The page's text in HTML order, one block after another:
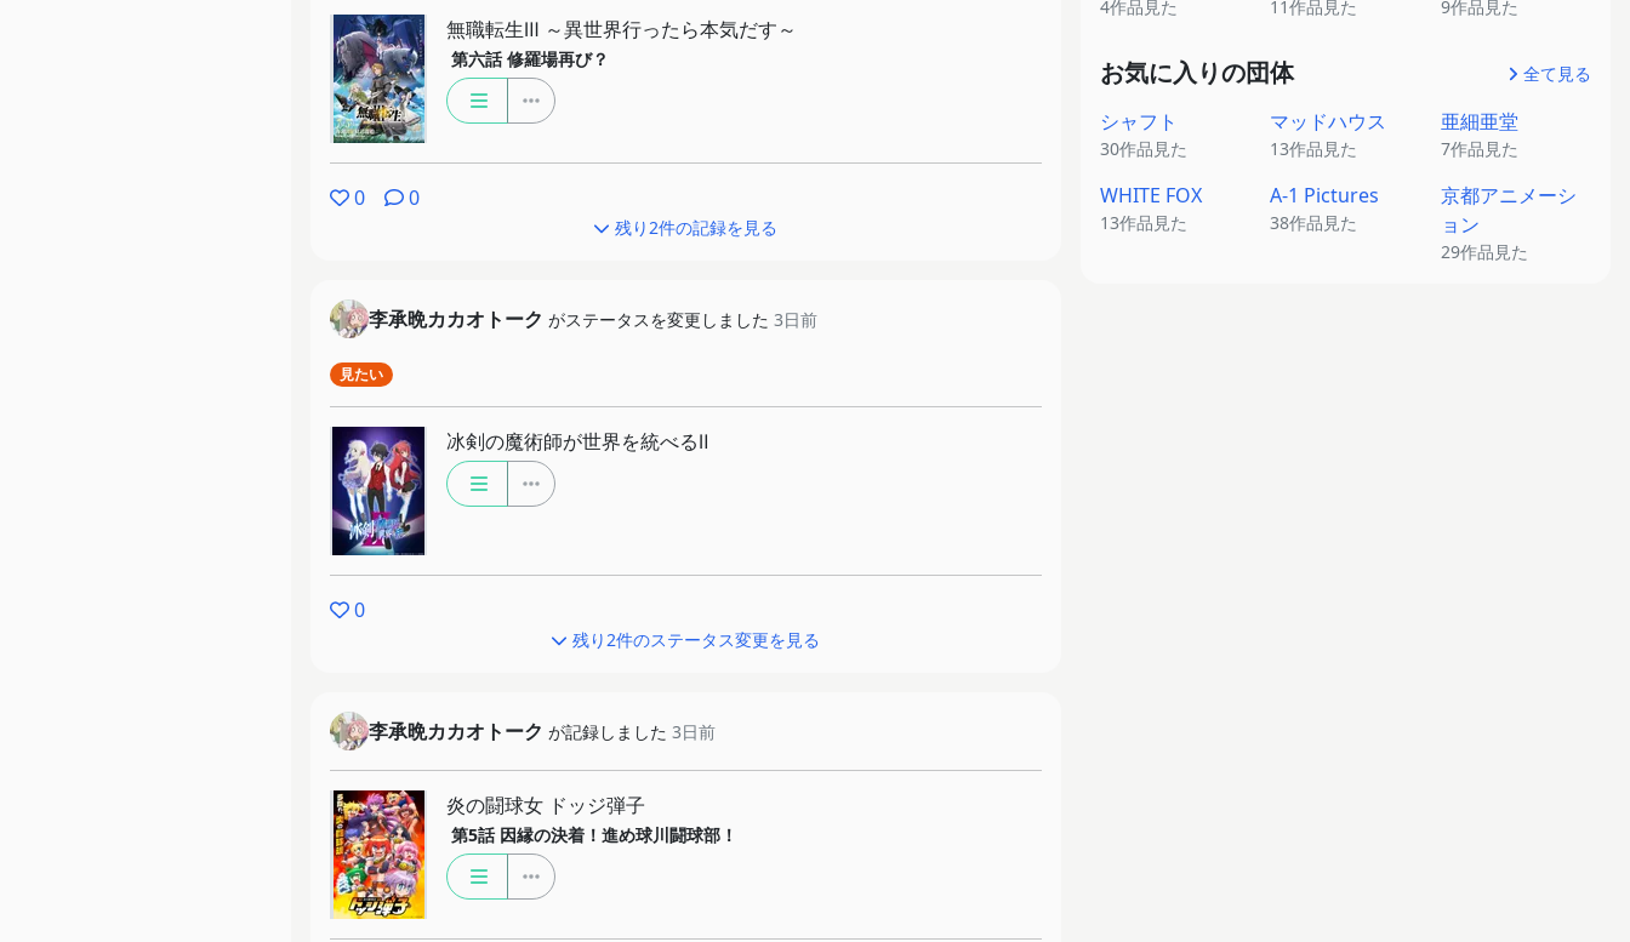
4作品見た 11作品見た 9作品見た
お気に入りの団体 全て見る
シャフト
30作品見た
マッドハウス
13作品見た
亜細亜堂
7作品見た
WHITE FOX
13作品見た
A-1 Pictures
38作品見た
京都アニメーシ
ョン
29作品見た
無職転生Ⅲ ～異世界行ったら本気だす～
第六話 修羅場再び？
0 0
残り2件の記録を見る
李承晩カカオトーク がステータスを変更しました 3日前
見たい
冰剣の魔術師が世界を統べるⅡ
0
残り2件のステータス変更を見る
李承晩カカオトーク が記録しました 3日前
炎の闘球女 ドッジ弾子
第5話 因縁の決着！進め球川闘球部！